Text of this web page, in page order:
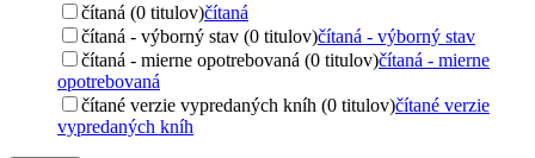
čítaná (0 titulov)čítaná
čítaná - výborný stav (0 titulov)čítaná - výborný stav
čítaná - mierne opotrebovaná (0 titulov)čítaná - mierne
opotrebovaná
čítané verzie vypredaných kníh (0 titulov)čítané verzie
vypredaných kníh